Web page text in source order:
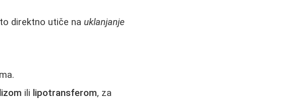
direktno utiče na uklanjanje
ili lipotransferom, za